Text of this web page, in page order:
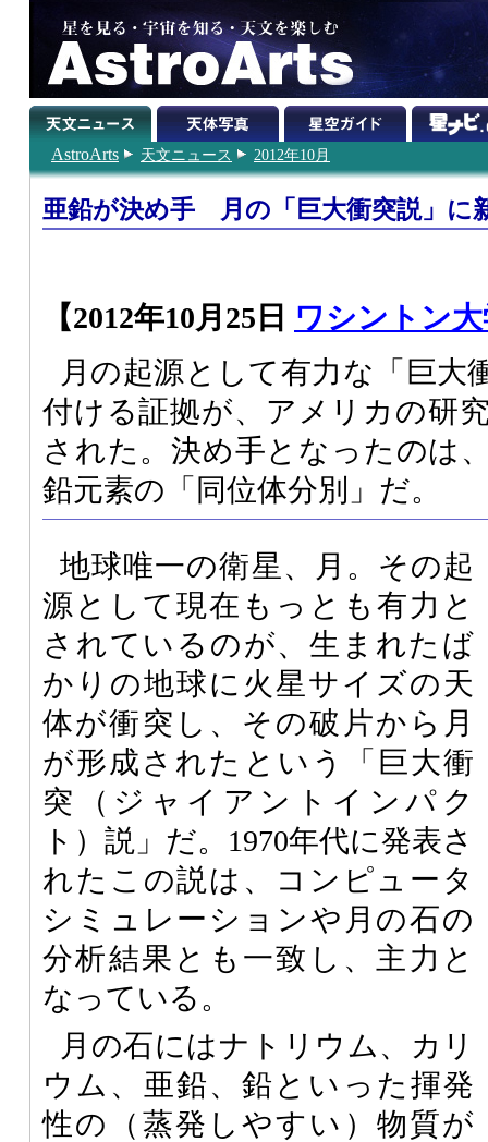
AstroArts 天文ニュース 2012年10月
亜鉛が決め手 月の「巨大衝突説」に
【2012年10月25日 ワシントン
月の起源として有力な「巨大
付ける証拠が、アメリカの研
された。決め手となったのは
鉛元素の「同位体分別」だ。
地球唯一の衛星、月。その起
源として現在もっとも有力と
されているのが、生まれたば
かりの地球に火星サイズの天
体が衝突し、その破片から月
が形成されたという「巨大衝
突（ジャイアントインパク
ト）説」だ。1970年代に発表さ
れたこの説は、コンピュータ
シミュレーションや月の石の
分析結果とも一致し、主力と
なっている。
月の石にはナトリウム、カリ
ウム、亜鉛、鉛といった揮発
性の（蒸発しやすい）物質が